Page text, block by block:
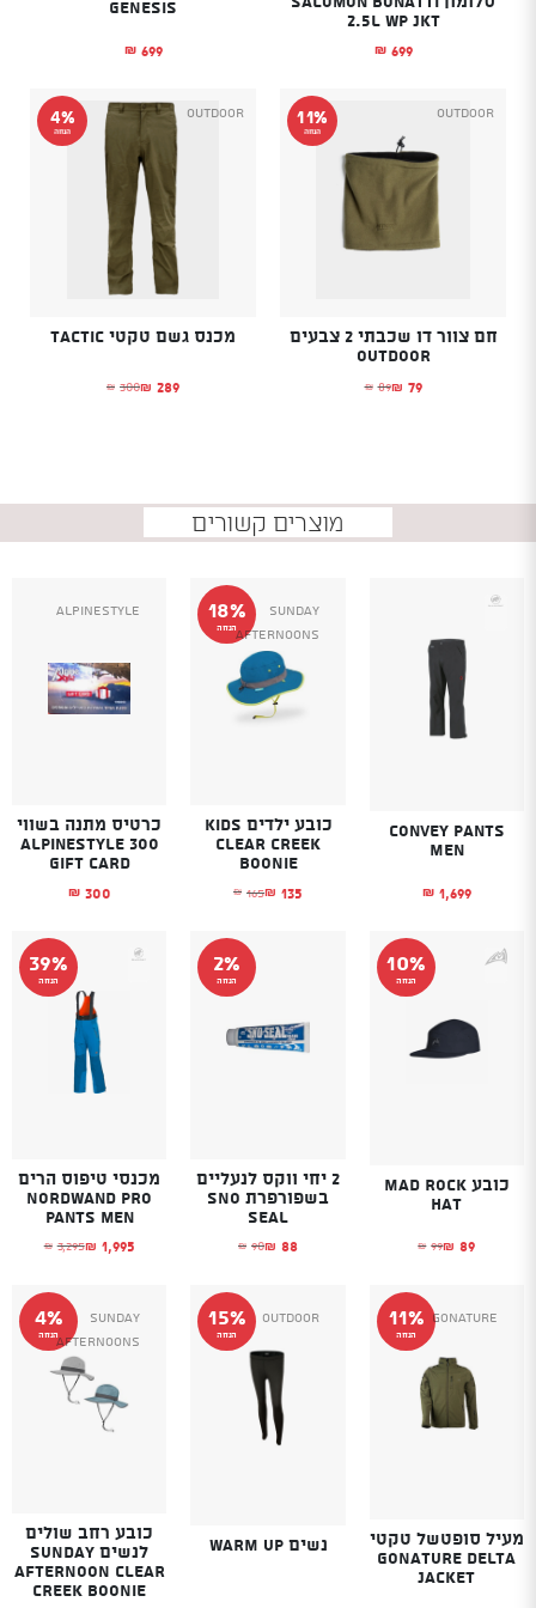
2.5L Wp Jkt
₪ 699
GENESIS
₪ 699
11%
הנחה
Outdoor
חם צוור דו שכבתי 2 צבעים
OUTDOOR
₪ 89
המחיר המקורי היה: ₪89.₪ 79 המחיר הנוכחי הוא: ₪79.
4%
הנחה
Outdoor
מכנס גשם טקטי Tactic
₪ 300
המחיר המקורי היה: ₪300.₪ 289 המחיר הנוכחי הוא: ₪289.
מוצרים קשורים
Convey Pants
Men
₪ 1,699
18%
הנחה
SUNDAY
AFTERNOONS
כובע ילדים KIDS
CLEAR CREEK
BOONIE
₪ 165
המחיר המקורי היה: ₪165.₪ 135 המחיר הנוכחי הוא: ₪135.
Alpinestyle
כרטיס מתנה בשווי
300 Alpinestyle
Gift Card
₪ 300
10%
הנחה
כובע MAD ROCK
HAT
₪ 99
המחיר המקורי היה: ₪99.₪ 89 המחיר הנוכחי הוא: ₪89.
2%
הנחה
2 יחי ווקס לנעליים
בשפורפרת SNO
SEAL
₪ 90
המחיר המקורי היה: ₪90.₪ 88 המחיר הנוכחי הוא: ₪88.
39%
הנחה
מכנסי טיפוס הרים
Nordwand pro
pants men
₪ 3,295
המחיר המקורי₪ 1,995 המחיר הנוכחי
11%
הנחה
GoNature
מעיל סופטשל טקטי
GONATURE DELTA
JACKET
15%
הנחה
Outdoor
נשים WARM UP
4%
הנחה
SUNDAY
AFTERNOONS
כובע רחב שולים
לנשים SUNDAY
AFTERNOON CLEAR
CREEK BOONIE